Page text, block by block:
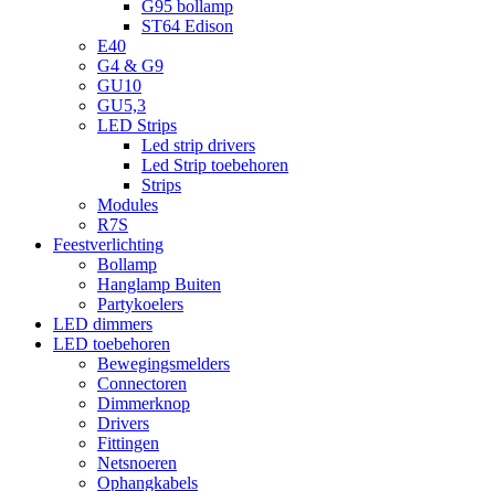
G95 bollamp
ST64 Edison
E40
G4 & G9
GU10
GU5,3
LED Strips
Led strip drivers
Led Strip toebehoren
Strips
Modules
R7S
Feestverlichting
Bollamp
Hanglamp Buiten
Partykoelers
LED dimmers
LED toebehoren
Bewegingsmelders
Connectoren
Dimmerknop
Drivers
Fittingen
Netsnoeren
Ophangkabels